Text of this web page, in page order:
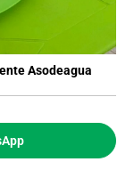
Asodeagua